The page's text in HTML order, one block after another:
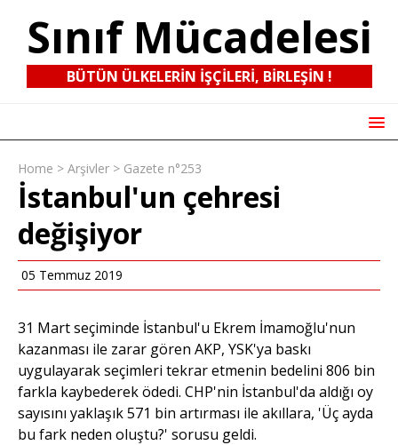
Sınıf Mücadelesi
BÜTÜN ÜLKELERIN IŞÇILERI, BIRLEŞIN !
Home > Arşivler > Gazete n°253
İstanbul'un çehresi
değişiyor
05 Temmuz 2019
31 Mart seçiminde İstanbul'u Ekrem İmamoğlu'nun
kazanması ile zarar gören AKP, YSK'ya baskı
uygulayarak seçimleri tekrar etmenin bedelini 806 bin
farkla kaybederek ödedi. CHP'nin İstanbul'da aldığı oy
sayısını yaklaşık 571 bin artırması ile akıllara, 'Üç ayda
bu fark neden oluştu?' sorusu geldi.